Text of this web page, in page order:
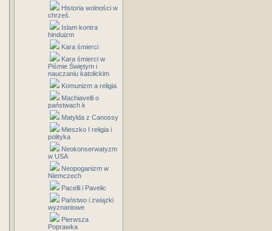
Historia wolności w
chrześ.
Islam kontra
hinduizm
Kara śmierci
Kara śmierci w
Piśmie Świętym i
nauczaniu katolickim
Komunizm a religia
Machiavelli o
państwach k
Matylda z Canossy
Mieszko I religia i
polityka
Neokonserwatyzm
w USA
Neopoganizm w
Niemczech
Pacelli i Pavelic
Państwo i związki
wyznaniowe
Pierwsza
Poprawka